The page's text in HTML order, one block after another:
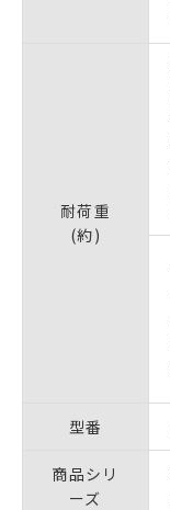
耐荷重
(約)
型番
商品シリ
ーズ